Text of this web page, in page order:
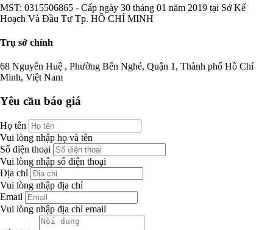
MST: 0315506865 - Cấp ngày 30 tháng 01 năm 2019 tại Sở Kế
Hoạch Và Đầu Tư Tp. HỒ CHÍ MINH
Trụ sở chính
68 Nguyễn Huệ , Phường Bến Nghé, Quận 1, Thành phố Hồ Chí
Minh, Việt Nam
Yêu cầu báo giá
Họ tên
Vui lòng nhập họ và tên
Số điện thoại
Vui lòng nhập số điện thoại
Địa chỉ
Vui lòng nhập địa chỉ
Email
Vui lòng nhập địa chỉ email